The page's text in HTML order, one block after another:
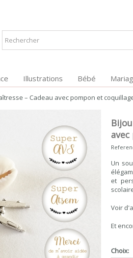
Illustrations Bébé
– Cadeau avec pompon et
Un
et
Voir
Et
Choix: